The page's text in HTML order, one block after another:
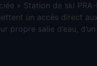
» Station de ski
un accès direct
propre salle d’eau,